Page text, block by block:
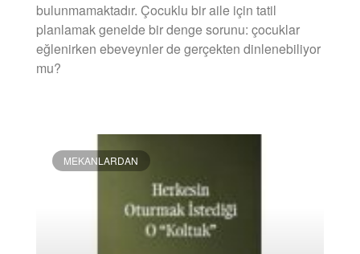
bulunmamaktadır. Çocuklu bir aile için tatil
planlamak genelde bir denge sorunu: çocuklar
eğlenirken ebeveynler de gerçekten dinlenebiliyor
mu?
MEKANLARDAN